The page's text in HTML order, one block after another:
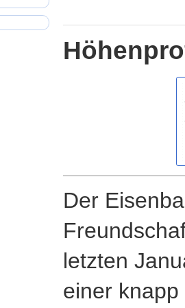
Der
letzten
einer